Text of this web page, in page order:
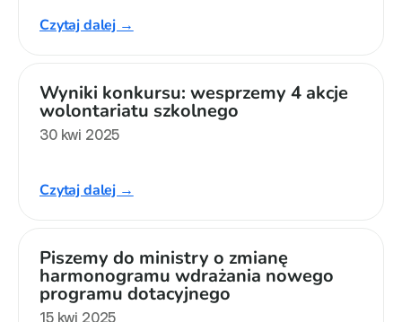
Czytaj dalej →
Wyniki konkursu: wesprzemy 4 akcje
wolontariatu szkolnego
30 kwi 2025
Czytaj dalej →
Piszemy do ministry o zmianę
harmonogramu wdrażania nowego
programu dotacyjnego
15 kwi 2025